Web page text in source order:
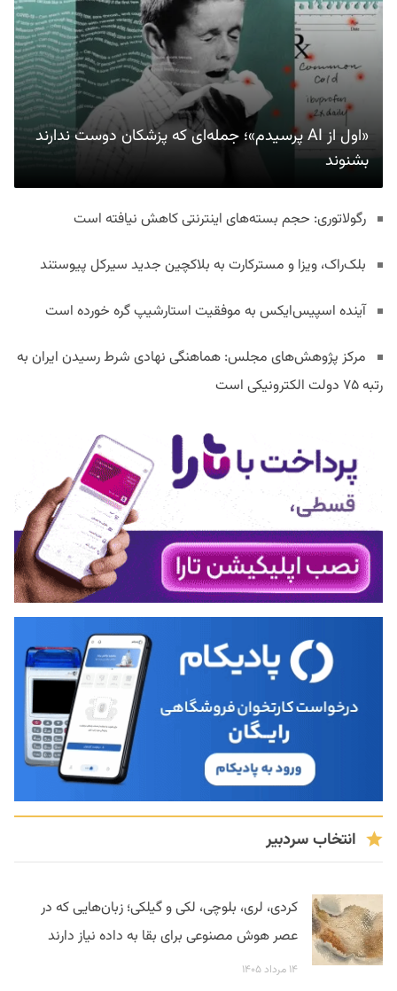
«اول از AI پرسیدم»؛ جمله‌ای که پزشکان دوست ندارند
بشنوند
رگولاتوری: حجم بسته‌های اینترنتی کاهش نیافته است
بلک‌راک، ویزا و مسترکارت به بلاکچین جدید سیرکل پیوستند
آینده اسپیس‌ایکس به موفقیت استارشیپ گره خورده است
مرکز پژوهش‌های مجلس: هماهنگی نهادی شرط رسیدن ایران به
رتبه ۷۵ دولت الکترونیکی است
انتخاب سردبیر
کردی، لری، بلوچی، لکی و گیلکی؛ زبان‌هایی که در
عصر هوش مصنوعی برای بقا به داده نیاز دارند
۱۴ مرداد ۱۴۰۵